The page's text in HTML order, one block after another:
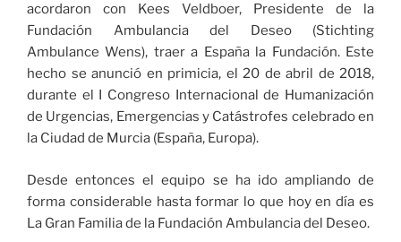
acordaron con Kees Veldboer, Presidente de la
Fundación Ambulancia del Deseo (Stichting
Ambulance Wens), traer a España la Fundación. Este
hecho se anunció en primicia, el 20 de abril de 2018,
durante el I Congreso Internacional de Humanización
de Urgencias, Emergencias y Catástrofes celebrado en
la Ciudad de Murcia (España, Europa).
Desde entonces el equipo se ha ido ampliando de
forma considerable hasta formar lo que hoy en día es
La Gran Familia de la Fundación Ambulancia del Deseo.